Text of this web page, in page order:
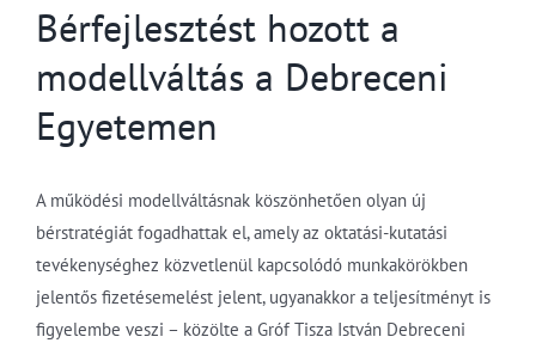
Bérfejlesztést hozott a
modellváltás a Debreceni
Egyetemen
A működési modellváltásnak köszönhetően olyan új
bérstratégiát fogadhattak el, amely az oktatási-kutatási
tevékenységhez közvetlenül kapcsolódó munkakörökben
jelentős fizetésemelést jelent, ugyanakkor a teljesítményt is
figyelembe veszi – közölte a Gróf Tisza István Debreceni